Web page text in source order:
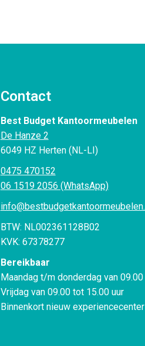
Contact
Best Budget Kantoormeubelen
De Hanze 2
6049 HZ Herten (NL-LI)
0475 470152
06 1519 2056 (WhatsApp)
BTW: NL002361128B02
KVK: 67378277
Bereikbaar
Maandag t/m donderdag van
Vrijdag van 09.00 tot 15.00 uur
Binnenkort nieuw